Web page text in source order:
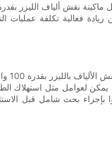
زيادة فعالية تكلفة عمليات
يمكن لعوامل مثل استهلاك
بإجراء بحث شامل قبل